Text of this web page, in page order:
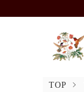
TOP